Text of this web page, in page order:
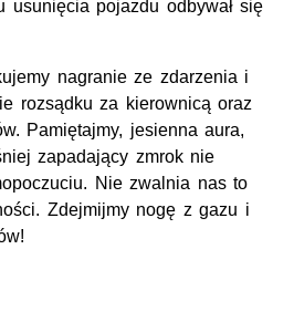
usunięcia pojazdu odbywał się
nagranie ze zdarzenia i
rozsądku za kierownicą oraz
Pamiętajmy, jesienna aura,
zapadający zmrok nie
Nie zwalnia nas to
Zdejmijmy nogę z gazu i